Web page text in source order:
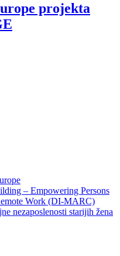
projekta
– Empowering Persons
Work (DI-MARC)
nezaposlenosti starijih žena